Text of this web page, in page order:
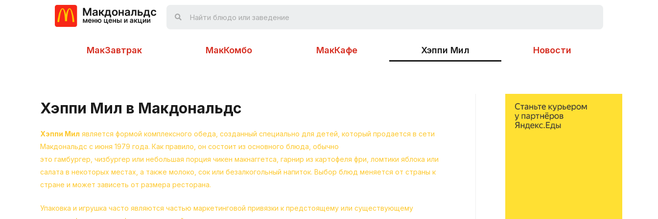
МакЗавтрак МакКомбо МакКафе Хэппи Мил Новости
Хэппи Мил в Макдональдс
Хэппи Мил является формой комплексного обеда, созданный специально для детей, который продается в сети
Макдональдс с июня 1979 года. Как правило, он состоит из основного блюда, обычно
это гамбургер, чизбургер или небольшая порция чикен макнаггетса, гарнир из картофеля фри, ломтики яблока или
салата в некоторых местах, а также молоко, сок или безалкогольный напиток. Выбор блюд меняется от страны к
стране и может зависеть от размера ресторана.
Упаковка и игрушка часто являются частью маркетинговой привязки к предстоящему или существующему